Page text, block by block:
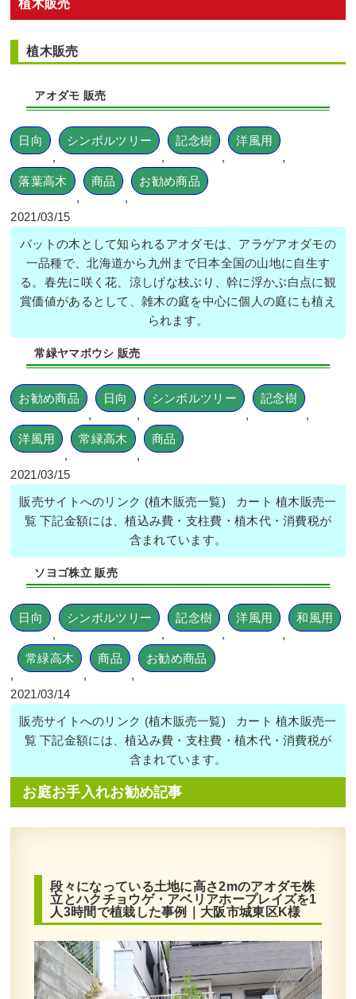
植木販売
植木販売
アオダモ 販売
日向
,
シンボルツリー
,
記念樹
,
洋風用
,
落葉高木
,
商品
,
お勧め商品
2021/03/15
バットの木として知られるアオダモは、アラゲアオダモの
一品種で、北海道から九州まで日本全国の山地に自生す
る。春先に咲く花、涼しげな枝ぶり、幹に浮かぶ白点に観
賞価値があるとして、雑木の庭を中心に個人の庭にも植え
られます。
常緑ヤマボウシ 販売
お勧め商品
,
日向
,
シンボルツリー
,
記念樹
,
洋風用
,
常緑高木
,
商品
2021/03/15
販売サイトへのリンク (植木販売一覧) カート 植木販売一
覧 下記金額には、植込み費・支柱費・植木代・消費税が
含まれています。
ソヨゴ株立 販売
日向
,
シンボルツリー
,
記念樹
,
洋風用
,
和風用
,
常緑高木
,
商品
,
お勧め商品
2021/03/14
販売サイトへのリンク (植木販売一覧) カート 植木販売一
覧 下記金額には、植込み費・支柱費・植木代・消費税が
含まれています。
お庭お手入れお勧め記事
段々になっている土地に高さ2mのアオダモ株
立とハクチョウゲ・アベリアホープレイズを1
人3時間で植栽した事例｜大阪市城東区K様